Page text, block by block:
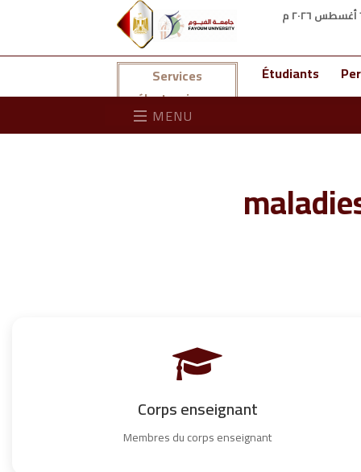
Services
électroniques
Étudiants
MENU
Corps enseignant
Membres du corps enseignant